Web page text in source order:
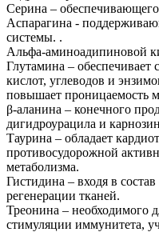
Серина –
Аспарагина -
системы. .
Альфа-аминоадипиновой
Глутамина –
кислот, углеводов и
повышает проницаемость
β-аланина – конечного
дигидроурацила и
Таурина – обладает
противосудорожной
метаболизма.
Гистидина – входя в
регенерации тканей.
Треонина – необходимого
стимуляции иммунитета,